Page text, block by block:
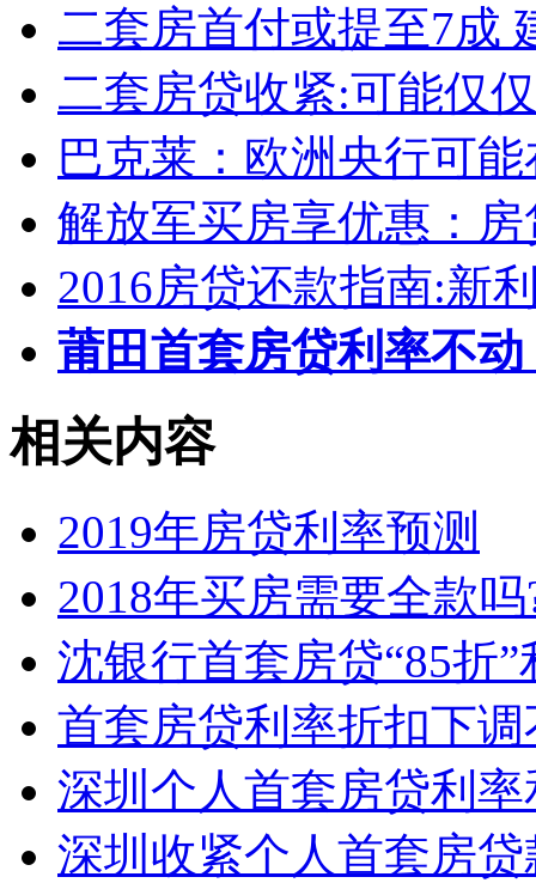
二套房首付或提至7成
二套房贷收紧:可能仅
巴克莱：欧洲央行可
解放军买房享优惠：房
2016房贷还款指南:新
莆田首套房贷利率不
相关内容
2019年房贷利率预测
2018年买房需要全款吗
沈银行首套房贷“85折
首套房贷利率折扣下
深圳个人首套房贷利
深圳收紧个人首套房